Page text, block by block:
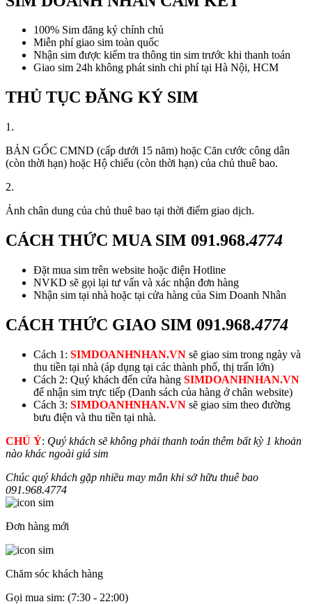
100% Sim đăng ký chính chủ
Miễn phí giao sim toàn quốc
Nhận sim được kiểm tra thông tin sim trước khi thanh toán
Giao sim 24h không phát sinh chi phí tại Hà Nội, HCM
THỦ TỤC ĐĂNG KÝ SIM
1.
BẢN GỐC CMND (cấp dưới 15 năm) hoặc Căn cước công dân
(còn thời hạn) hoặc Hộ chiếu (còn thời hạn) của chủ thuê bao.
2.
Ảnh chân dung của chủ thuê bao tại thời điểm giao dịch.
CÁCH THỨC MUA SIM 091.968.4774
Đặt mua sim trên website hoặc điện Hotline
NVKD sẽ gọi lại tư vấn và xác nhận đơn hàng
Nhận sim tại nhà hoặc tại cửa hàng của Sim Doanh Nhân
CÁCH THỨC GIAO SIM 091.968.4774
Cách 1: SIMDOANHNHAN.VN sẽ giao sim trong ngày và
thu tiền tại nhà (áp dụng tại các thành phố, thị trấn lớn)
Cách 2: Quý khách đến cửa hàng SIMDOANHNHAN.VN
để nhận sim trực tiếp (Danh sách của hàng ở chân website)
Cách 3: SIMDOANHNHAN.VN sẽ giao sim theo đường
bưu điện và thu tiền tại nhà.
CHÚ Ý: Quý khách sẽ không phải thanh toán thêm bất kỳ 1 khoản
nào khác ngoài giá sim
Chúc quý khách gặp nhiều may mắn khi sở hữu thuê bao
091.968.4774
Đơn hàng mới
Chăm sóc khách hàng
Gọi mua sim: (7:30 - 22:00)